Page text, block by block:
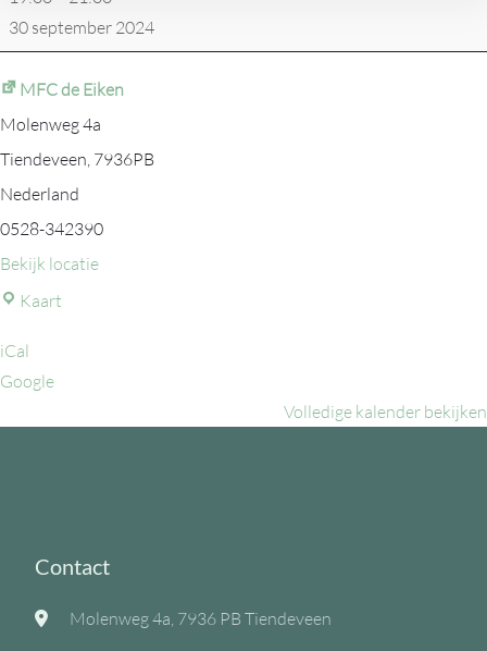
30 september 2024
MFC de Eiken
Molenweg 4a
Tiendeveen, 7936PB
Nederland
0528-342390
Bekijk locatie
Kaart
iCal
Google
Volledige kalender bekijken
Contact
Molenweg 4a, 7936 PB Tiendeveen